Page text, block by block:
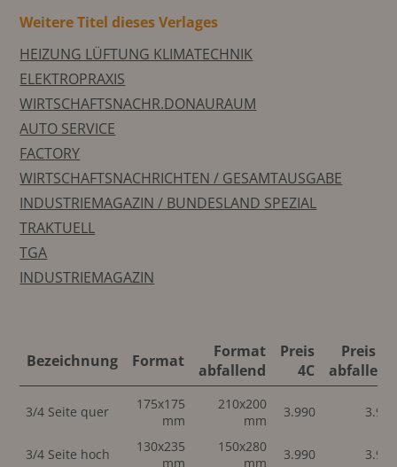
Weitere Titel dieses Verlages
HEIZUNG LÜFTUNG KLIMATECHNIK
ELEKTROPRAXIS
WIRTSCHAFTSNACHR.DONAURAUM
AUTO SERVICE
FACTORY
WIRTSCHAFTSNACHRICHTEN / GESAMTAUSGABE
INDUSTRIEMAGAZIN / BUNDESLAND SPEZIAL
TRAKTUELL
TGA
INDUSTRIEMAGAZIN
Bezeichnung Format
Format
abfallend
Preis
4C
Preis 4C
abfallend
3/4 Seite quer
175x175
mm
210x200
mm
3.990 3.990
3/4 Seite hoch
130x235
mm
150x280
mm
3.990 3.990